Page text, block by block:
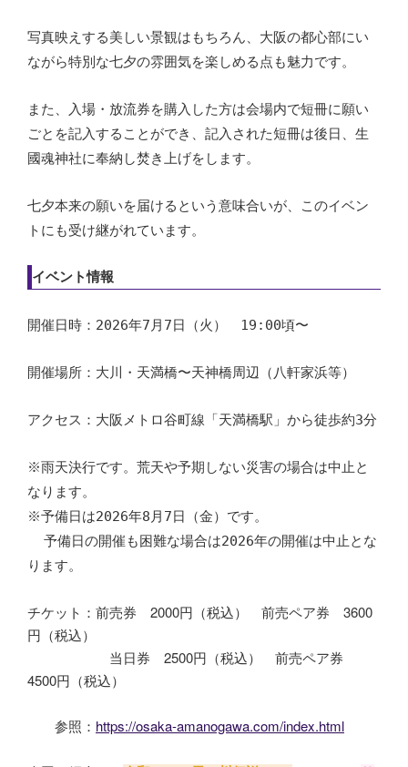
写真映えする美しい景観はもちろん、大阪の都心部にい
ながら特別な七夕の雰囲気を楽しめる点も魅力です。
また、入場・放流券を購入した方は会場内で短冊に願い
ごとを記入することができ、記入された短冊は後日、生
國魂神社に奉納し焚き上げをします。
七夕本来の願いを届けるという意味合いが、このイベン
トにも受け継がれています。
イベント情報
開催日時：2026年7月7日（火） 19:00頃〜
開催場所：大川・天満橋〜天神橋周辺（八軒家浜等）
アクセス：大阪メトロ谷町線「天満橋駅」から徒歩約3分
※雨天決行です。荒天や予期しない災害の場合は中止と
なります。
※予備日は2026年8月7日（金）です。
予備日の開催も困難な場合は2026年の開催は中止とな
ります。
チケット：前売券 2000円（税込） 前売ペア券 3600
円（税込）
当日券 2500円（税込） 前売ペア券
4500円（税込）
参照： https://osaka-amanogawa.com/index.html